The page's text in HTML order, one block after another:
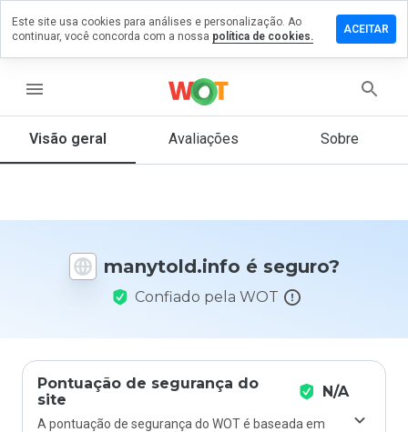
menu
Visão geral Avaliações Sobre
manytold.info é seguro?
Confiado pela WOT
Pontuação de segurança do
site
N/A
A pontuação de segurança do WOT é baseada em
um
que
Este site usa cookies para análises e personalização. Ao
continuar, você concorda com a nossa política de cookies.
ACEITAR